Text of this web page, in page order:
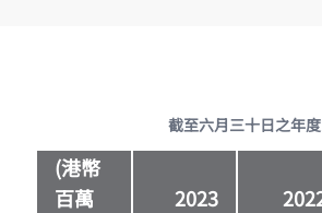
截至六月三十日之年度
(港幣
百萬
2023